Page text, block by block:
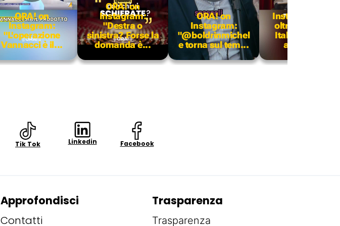
ORA! on
Instagram:
"L'operazione
Vannacci è il...
ORA! on
Instagram:
"Destra o
sinistra? Forse la
domanda è...
ORA! on
Instagram:
"@boldrinmichel
e torna sul tem...
Instagram: "Da
oltre 50 anni in
Italia nessuno
affronta...
Tik Tok Linkedin Facebook
Approfondisci
Contatti
Trasparenza
Trasparenza